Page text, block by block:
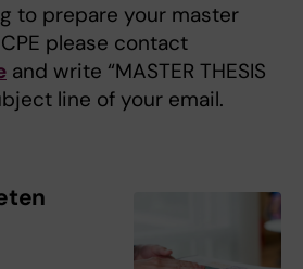
to prepare your master
please contact
and write “MASTER THESIS
line of your email.